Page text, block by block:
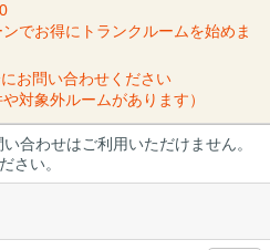
でお得にトランクルームを始めま
お問い合わせください
対象外ルームがあります）
合わせはご利用いただけません。
さい。